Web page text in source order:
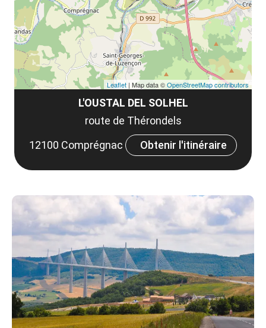
L'OUSTAL DEL SOLHEL
route de Thérondels
12100 Comprégnac
Obtenir l'itinéraire
Leaflet | Map data ©OpenStreetMap contributors